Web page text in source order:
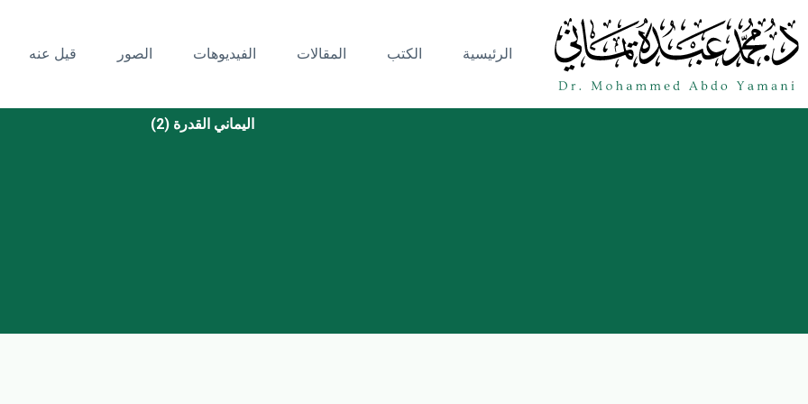
الرئيسية الكتب المقالات الفيديوهات الصور قيل عنه
اليماني القدرة (2)